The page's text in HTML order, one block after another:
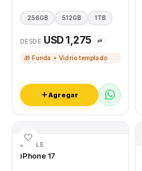
256GB 512GB 1TB
DESDE USD 1,275 ⇄
🎁 Funda + Vidrio templado
Agregar
APPLE
iPhone 17